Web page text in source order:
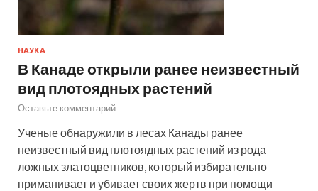
НАУКА
В Канаде открыли ранее неизвестный
вид плотоядных растений
Оставьте комментарий
Ученые обнаружили в лесах Канады ранее
неизвестный вид плотоядных растений из рода
ложных златоцветников, который избирательно
приманивает и убивает своих жертв при помощи